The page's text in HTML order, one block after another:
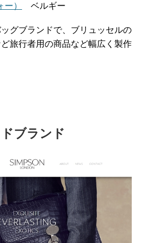
） ベルギー
グブランドで、ブリュッセルの
旅行者用の商品など幅広く製作
ブランド